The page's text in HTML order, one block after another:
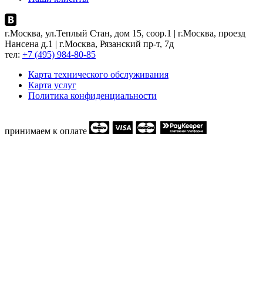
г.Москва, ул.Теплый Стан, дом 15, соор.1 | г.Москва, проезд
Нансена д.1 | г.Москва, Рязанский пр-т, 7д
тел: +7 (495) 984-80-85
Карта технического обслуживания
Карта услуг
Политика конфиденциальности
принимаем к оплате